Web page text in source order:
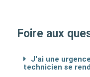
Foire aux
J'ai une
technicien se